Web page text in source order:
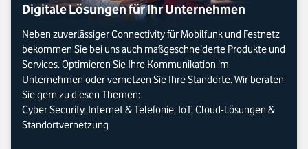
Digitale Lösungen für Ihr Unternehmen
Neben zuverlässiger Connectivity für Mobilfunk und Festnetz
bekommen Sie bei uns auch maßgeschneiderte Produkte und
Services. Optimieren Sie Ihre Kommunikation im
Unternehmen oder vernetzen Sie Ihre Standorte. Wir beraten
Sie gern zu diesen Themen:
Cyber Security, Internet & Telefonie, IoT, Cloud-Lösungen &
Standortvernetzung